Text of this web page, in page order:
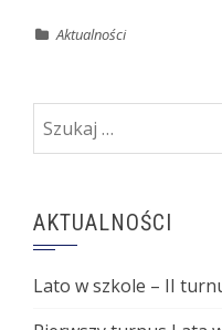
Aktualności
Szukaj:
AKTUALNOŚCI
Lato w szkole – II